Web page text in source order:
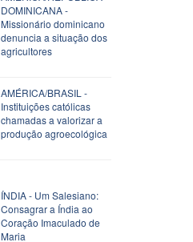
DOMINICANA -
Missionário dominicano
denuncia a situação dos
agricultores
AMÉRICA/BRASIL -
Instituições católicas
chamadas a valorizar a
produção agroecológica
ÍNDIA - Um Salesiano:
Consagrar a Índia ao
Coração Imaculado de
Maria